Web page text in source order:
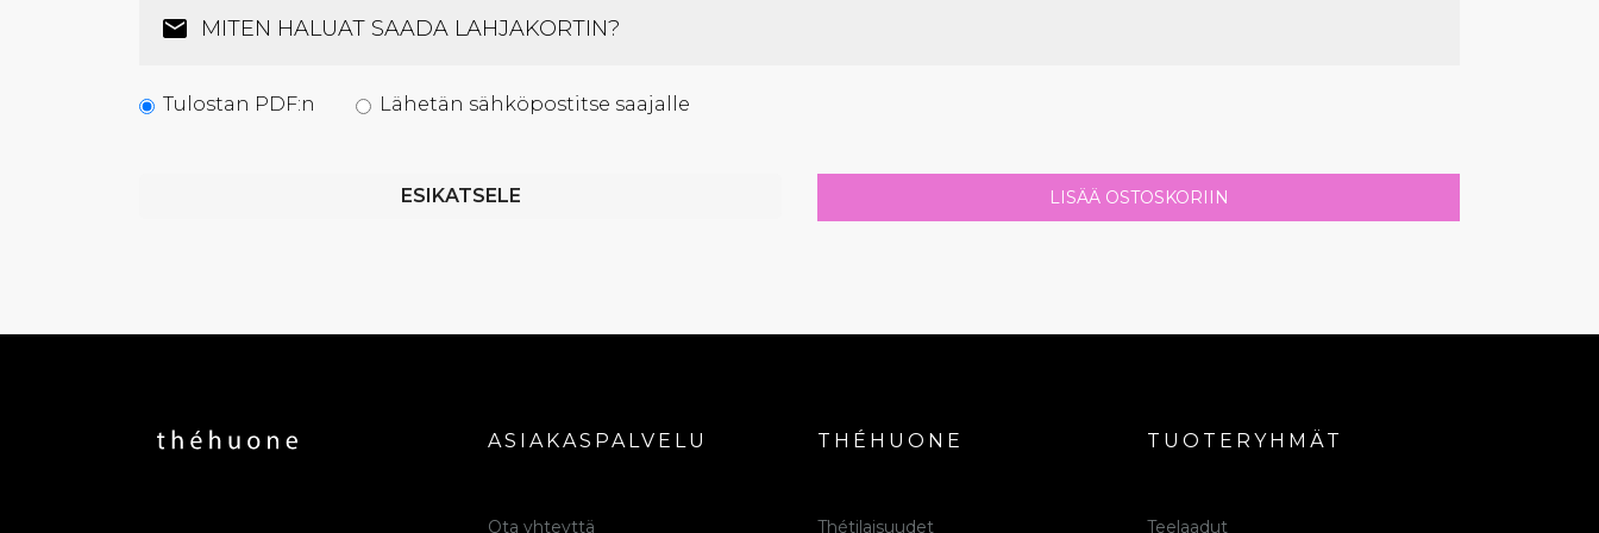
MITEN HALUAT SAADA LAHJAKORTIN?
Tulostan PDF:n Lähetän sähköpostitse saajalle
ESIKATSELE LISÄÄ OSTOSKORIIN
ASIAKASPALVELU
Ota yhteyttä
THÉHUONE
Thétilaisuudet
TUOTERYHMÄT
Teelaadut